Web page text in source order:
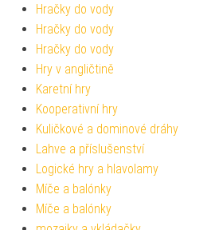
Hračky do vody
Hračky do vody
Hračky do vody
Hry v angličtině
Karetní hry
Kooperativní hry
Kuličkové a dominové dráhy
Lahve a příslušenství
Logické hry a hlavolamy
Míče a balónky
Míče a balónky